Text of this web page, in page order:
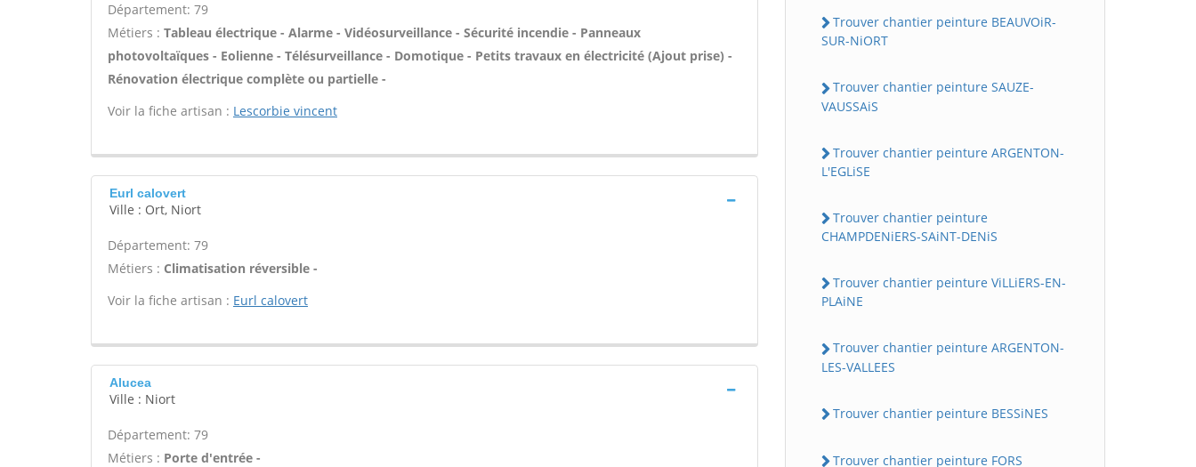
Département: 79
Métiers : Tableau électrique - Alarme - Vidéosurveillance - Sécurité incendie - Panneaux
photovoltaïques - Eolienne - Télésurveillance - Domotique - Petits travaux en électricité (Ajout prise) -
Rénovation électrique complète ou partielle -
Voir la fiche artisan : Lescorbie vincent
Eurl calovert
Ville : Ort, Niort
Département: 79
Métiers : Climatisation réversible -
Voir la fiche artisan : Eurl calovert
Alucea
Ville : Niort
Département: 79
Métiers : Porte d'entrée -
Trouver chantier peinture BEAUVOiR-
SUR-NiORT
Trouver chantier peinture SAUZE-
VAUSSAiS
Trouver chantier peinture ARGENTON-
L'EGLiSE
Trouver chantier peinture
CHAMPDENiERS-SAiNT-DENiS
Trouver chantier peinture ViLLiERS-EN-
PLAiNE
Trouver chantier peinture ARGENTON-
LES-VALLEES
Trouver chantier peinture BESSiNES
Trouver chantier peinture FORS